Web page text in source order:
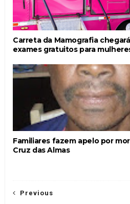
Carreta da Mamografia
exames gratuitos para
Familiares fazem apelo por
Cruz das Almas
Previous